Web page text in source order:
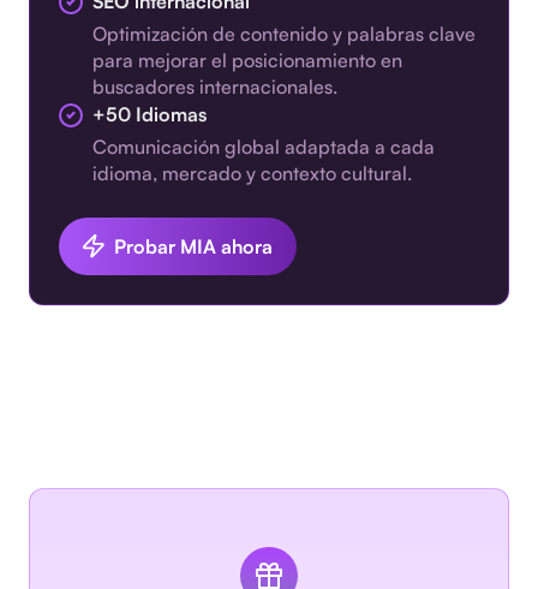
Optimización de contenido y palabras clave
para mejorar el posicionamiento en
buscadores internacionales.
+50 Idiomas
Comunicación global adaptada a cada
idioma, mercado y contexto cultural.
Probar MIA ahora